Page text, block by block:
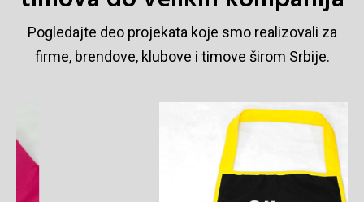
Pogledajte deo projekata koje smo realizovali za
firme, brendove, klubove i timove širom Srbije.